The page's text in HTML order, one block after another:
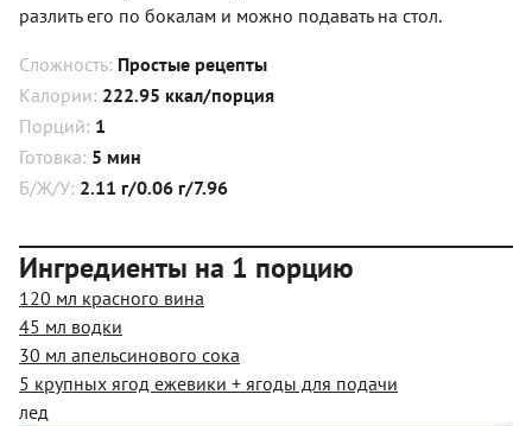
разлить его по бокалам и можно подавать на стол.
Сложность: Простые рецепты
Калории: 222.95 ккал/порция
Порций: 1
Готовка: 5 мин
Б/Ж/У: 2.11 г/0.06 г/7.96
Ингредиенты на 1 порцию
120 мл красного вина
45 мл водки
30 мл апельсинового сока
5 крупных ягод ежевики + ягоды для подачи
лед